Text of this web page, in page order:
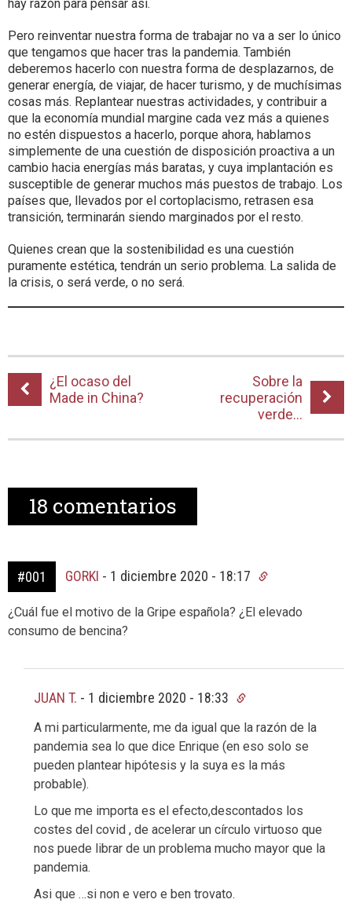
hay razón para pensar así.
Pero reinventar nuestra forma de trabajar no va a ser lo único
que tengamos que hacer tras la pandemia. También
deberemos hacerlo con nuestra forma de desplazarnos, de
generar energía, de viajar, de hacer turismo, y de muchísimas
cosas más. Replantear nuestras actividades, y contribuir a
que la economía mundial margine cada vez más a quienes
no estén dispuestos a hacerlo, porque ahora, hablamos
simplemente de una cuestión de disposición proactiva a un
cambio hacia energías más baratas, y cuya implantación es
susceptible de generar muchos más puestos de trabajo. Los
países que, llevados por el cortoplacismo, retrasen esa
transición, terminarán siendo marginados por el resto.
Quienes crean que la sostenibilidad es una cuestión
puramente estética, tendrán un serio problema. La salida de
la crisis, o será verde, o no será.
¿El ocaso del
Made in China?
Sobre la
recuperación
verde…
18 comentarios
#001 GORKI - 1 diciembre 2020 - 18:17
¿Cuál fue el motivo de la Gripe española? ¿El elevado
consumo de bencina?
JUAN T. - 1 diciembre 2020 - 18:33
A mi particularmente, me da igual que la razón de la
pandemia sea lo que dice Enrique (en eso solo se
pueden plantear hipótesis y la suya es la más
probable).
Lo que me importa es el efecto,descontados los
costes del covid , de acelerar un círculo virtuoso que
nos puede librar de un problema mucho mayor que la
pandemia.
Asi que …si non e vero e ben trovato.